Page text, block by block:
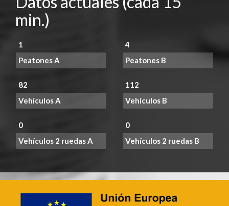
min.)
1
Peatones A
4
Peatones B
82
Vehículos A
112
Vehículos B
0
Vehículos 2 ruedas A
0
Vehículos 2 ruedas B